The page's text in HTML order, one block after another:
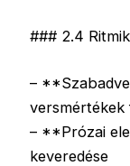
### 2.4
–
versmértékek
– **Prózai
keveredése